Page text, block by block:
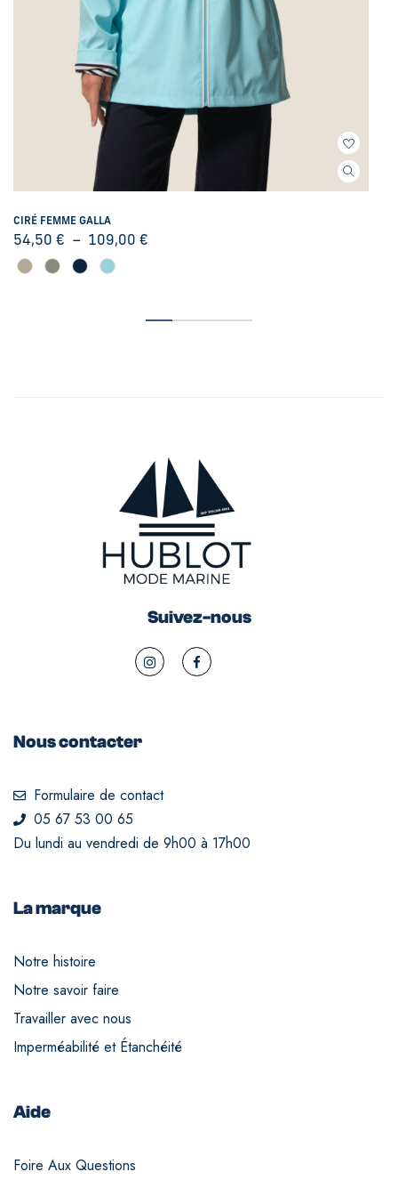
CIRÉ FEMME GALLA
54,50 € – 109,00 €
Suivez-nous
Nous contacter
Formulaire de contact
05 67 53 00 65
Du lundi au vendredi de 9h00 à 17h00
La marque
Notre histoire
Notre savoir faire
Travailler avec nous
Imperméabilité et Étanchéité
Aide
Foire Aux Questions